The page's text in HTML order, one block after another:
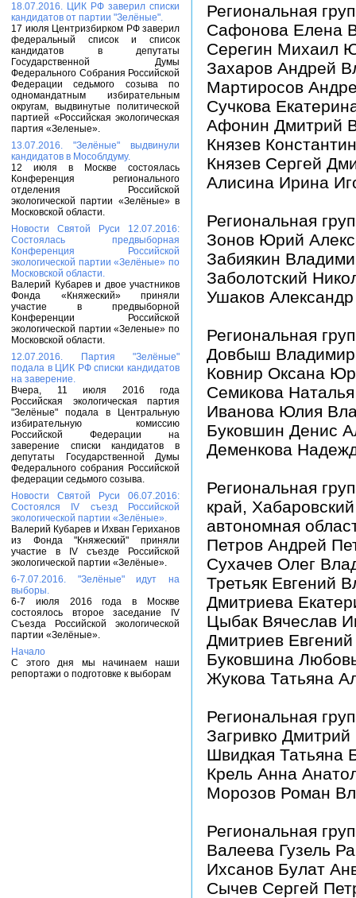
18.07.2016. ЦИК РФ заверил списки
кандидатов от партии "Зелёные".
17 июля Центризбирком РФ заверил
федеральный список и список
кандидатов в депутаты
Государственной Думы
Федерального Собрания Российской
Федерации седьмого созыва по
одномандатным избирательным
округам, выдвинутые политической
партией «Российская экологическая
партия «Зеленые».
13.07.2016. "Зелёные" выдвинули
кандидатов в Мособлдуму.
12 июля в Москве состоялась
Конференция регионального
отделения Российской
экологической партии «Зелёные» в
Московской области.
Новости Святой Руси 12.07.2016:
Состоялась предвыборная
Конференция Российской
экологической партии «Зелёные» по
Московской области.
Валерий Кубарев и двое участников
Фонда «Княжеский» приняли
участие в предвыборной
Конференции Российской
экологической партии «Зеленые» по
Московской области.
12.07.2016. Партия "Зелёные"
подала в ЦИК РФ списки кандидатов
на заверение.
Вчера, 11 июля 2016 года
Российская экологическая партия
"Зелёные" подала в Центральную
избирательную комиссию
Российской Федерации на
заверение списки кандидатов в
депутаты Государственной Думы
Федерального собрания Российской
федерации седьмого созыва.
Новости Святой Руси 06.07.2016:
Состоялся IV съезд Российской
экологической партии «Зелёные».
Валерий Кубарев и Ихван Гериханов
из Фонда "Княжеский" приняли
участие в IV съезде Российской
экологической партии «Зелёные».
6-7.07.2016. "Зелёные" идут на
выборы.
6-7 июля 2016 года в Москве
состоялось второе заседание IV
Съезда Российской экологической
партии «Зелёные».
Начало
С этого дня мы начинаем наши
репортажи о подготовке к выборам
Региональная
Сафонова Елена
Серегин Михаил
Захаров Андрей
Мартиросов
Сучкова
Афонин Дмитрий
Князев
Князев Сергей
Алисина Ирина
Региональная
Зонов Юрий
Забиякин
Заболотский
Ушаков
Региональная
Довбыш Владимир
Ковнир Оксана
Семикова
Иванова Юлия
Буковшин Денис
Деменкова
Региональная
край,
автономная
Петров Андрей
Сухачев Олег
Третьяк Евгений
Дмитриева
Цыбак Вячеслав
Дмитриев
Буковшина
Жукова Татьяна
Региональная
Загривко Дмитрий
Швидкая Татьяна
Крель Анна
Морозов Роман
Региональная
Валеева Гузель
Ихсанов Булат
Сычев Сергей